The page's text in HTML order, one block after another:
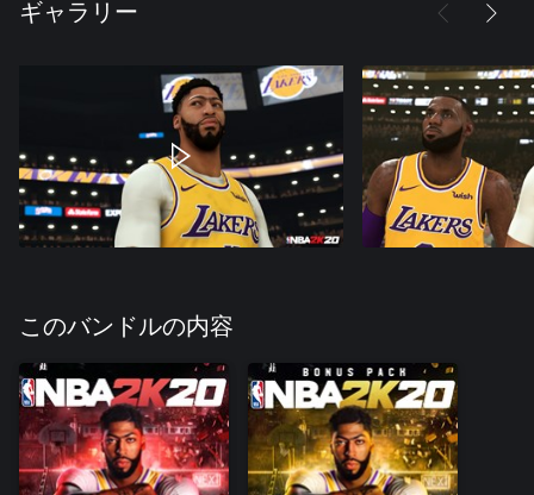
ギャラリー
このバンドルの内容